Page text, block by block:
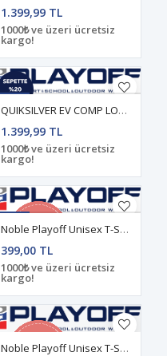
1.399,99 TL
1000₺ ve üzeri ücretsiz
kargo!
QUIKSILVER EV COMP LOGO Total Eclipse - Solid ERKEK T-SHIRT
1.399,99 TL
1000₺ ve üzeri ücretsiz
kargo!
Noble Playoff Unisex T-Shirt Koyu-Mavi
399,00 TL
1000₺ ve üzeri ücretsiz
kargo!
Noble Playoff Unisex T-Shirt Yeşil